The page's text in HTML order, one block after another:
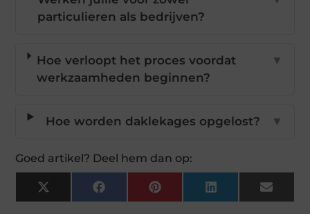
particulieren als bedrijven?
Hoe verloopt het proces voordat
werkzaamheden beginnen?
▼
Hoe worden daklekages opgelost? ▼
Goed artikel? Deel hem dan op:
X
(Twitter)
FacebookPinterestLinkedInEmail